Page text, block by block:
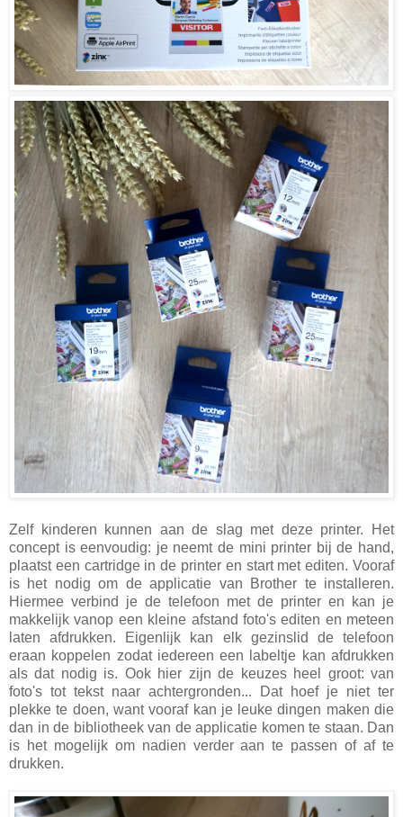
Zelf kinderen kunnen aan de slag met deze printer. Het
concept is eenvoudig: je neemt de mini printer bij de hand,
plaatst een cartridge in de printer en start met editen. Vooraf
is het nodig om de applicatie van Brother te installeren.
Hiermee verbind je de telefoon met de printer en kan je
makkelijk vanop een kleine afstand foto's editen en meteen
laten afdrukken. Eigenlijk kan elk gezinslid de telefoon
eraan koppelen zodat iedereen een labeltje kan afdrukken
als dat nodig is. Ook hier zijn de keuzes heel groot: van
foto's tot tekst naar achtergronden... Dat hoef je niet ter
plekke te doen, want vooraf kan je leuke dingen maken die
dan in de bibliotheek van de applicatie komen te staan. Dan
is het mogelijk om nadien verder aan te passen of af te
drukken.